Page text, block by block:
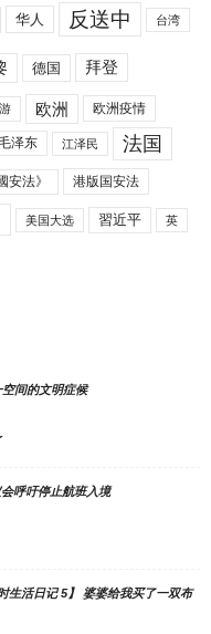
华人 反送中 台湾
德国 拜登
欧洲 欧洲疫情
泽东 江泽民 法国
安法》 港版国安法
美国大选 習近平 英
间的文明症候
呼吁停止航班入境
生活日记 5】 婆婆给我买了一双布